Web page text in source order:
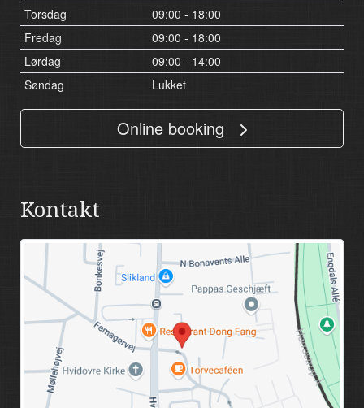
Torsdag
09:00 - 18:00
Fredag
09:00 - 18:00
Lørdag
09:00 - 14:00
Søndag
Lukket
Online booking
Kontakt